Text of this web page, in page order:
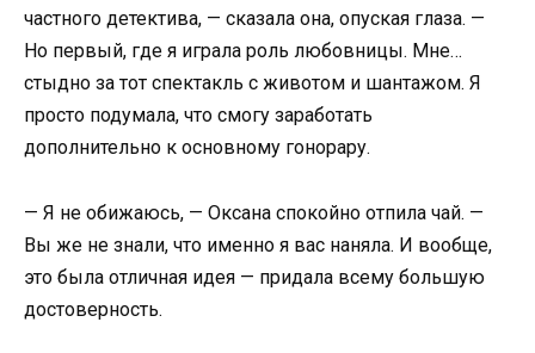
частного детектива, — сказала она, опуская глаза. —
Но первый, где я играла роль любовницы. Мне…
стыдно за тот спектакль с животом и шантажом. Я
просто подумала, что смогу заработать
дополнительно к основному гонорару.
— Я не обижаюсь, — Оксана спокойно отпила чай. —
Вы же не знали, что именно я вас наняла. И вообще,
это была отличная идея — придала всему большую
достоверность.